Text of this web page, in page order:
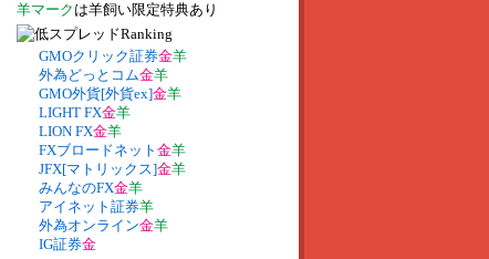
羊マーク は羊飼い限定特典あり
GMOクリック証券金羊
外為どっとコム金羊
GMO外貨[外貨ex]金羊
LIGHT FX金羊
LION FX金羊
FXブロードネット 金羊
JFX[マトリックス]金羊
みんなのFX金羊
アイネット証券羊
外為オンライン金羊
IG証券金